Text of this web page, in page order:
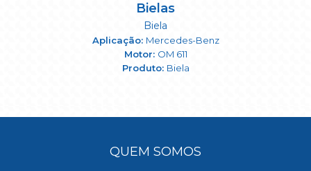
Bielas
Biela
Mercedes-Benz
OM 611
Biela
QUEM SOMOS